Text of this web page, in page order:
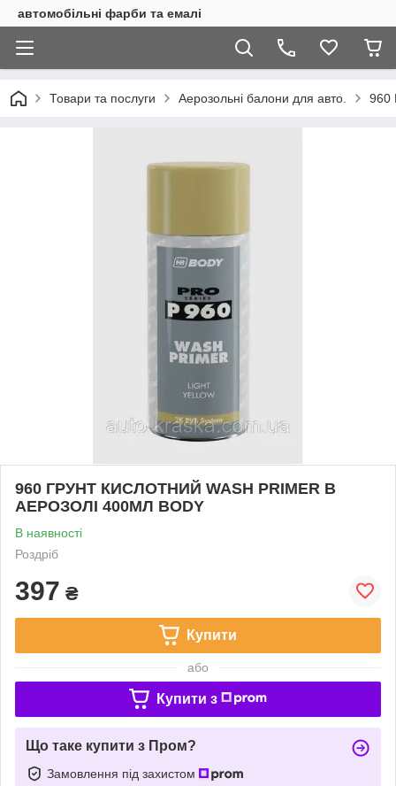
автомобільні фарби та емалі
Товари та послуги Аерозольні балони для авто. 960
960 ГРУНТ КИСЛОТНИЙ WASH PRIMER В
АЕРОЗОЛІ 400МЛ BODY
В наявності
Роздріб
397 ₴
Купити
або
Купити з
Що таке купити з Пром?
Замовлення під захистом